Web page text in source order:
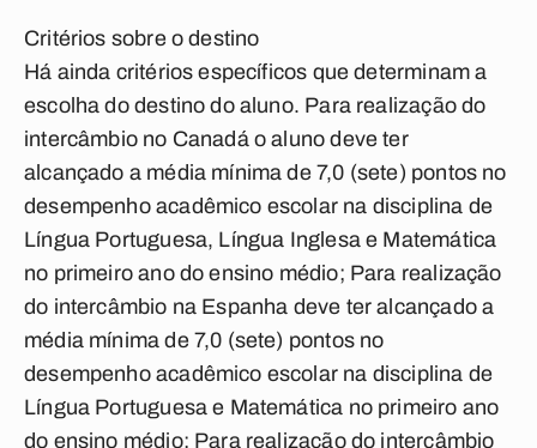
Critérios sobre o destino
Há ainda critérios específicos que determinam a
escolha do destino do aluno. Para realização do
intercâmbio no Canadá o aluno deve ter
alcançado a média mínima de 7,0 (sete) pontos no
desempenho acadêmico escolar na disciplina de
Língua Portuguesa, Língua Inglesa e Matemática
no primeiro ano do ensino médio; Para realização
do intercâmbio na Espanha deve ter alcançado a
média mínima de 7,0 (sete) pontos no
desempenho acadêmico escolar na disciplina de
Língua Portuguesa e Matemática no primeiro ano
do ensino médio; Para realização do intercâmbio